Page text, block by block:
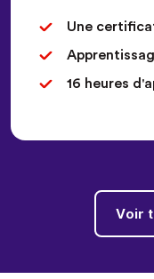
Une
16 heures
Voir